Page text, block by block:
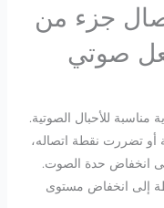
جزء من
صوتي
للأحبال الصوتية.
أو تضررت نقطة اتصاله،
انخفاض حدة الصوت.
إلى انخفاض مستوى